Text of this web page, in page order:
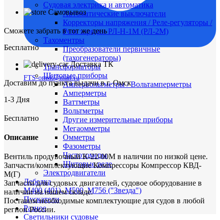
FTS-omsk@mail.ru
Судовая электрика и автоматика
Автоматические выключатели
Корректоры напряжения / Реле-регуляторы /
Реле зарядки РЛ-Н-1М (РЛ-2М)
Тахоментры
Преобразователи первичные
(тахогенераторы)
Трансформаторы
Щитовые приборы
Ампервольтметры / Вольтамперметры
Амперметры
Ваттметры
Вольтметры
Другие измерительные приборы
Мегаомметры
Омметры
Фазометры
Частотомеры
Щитовые реле
Электродвигатели
Лебедка
М400 (401), М500, М756 ("Звезда")
Пускатели
Разное
Светильники судовые
Самовывоз
Сможете забрать в тот же день
Бесплатно
Доставка ТК
Доставим до пункта выдачи в г. Омск
1-3 Дня
Бесплатно
Описание
Вентиль продувочный К-22-00М в наличии по низкой цене.
Запчасти/комплектующие Компрессоры Компрессор КВД-
М(Г)
Запчасти для судовых двигателей, судовое оборудование в
наличии на нашем складе.
Поставим необходимые комплектующие для судов в любой
регион России.